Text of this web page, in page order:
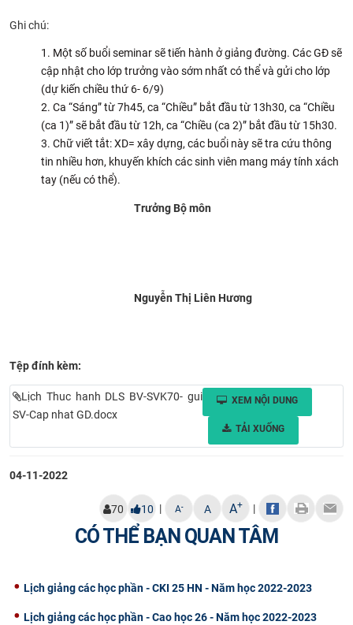
Ghi chú:
Một số buổi seminar sẽ tiến hành ở giảng đường. Các GĐ sẽ
cập nhật cho lớp trưởng vào sớm nhất có thể và gửi cho lớp
(dự kiến chiều thứ 6- 6/9)
Ca “Sáng” từ 7h45, ca “Chiều” bắt đầu từ 13h30, ca “Chiều
(ca 1)” sẽ bắt đầu từ 12h, ca “Chiều (ca 2)” bắt đầu từ 15h30.
Chữ viết tắt: XD= xây dựng, các buổi này sẽ tra cứu thông
tin nhiều hơn, khuyến khích các sinh viên mang máy tính xách
tay (nếu có thể).
Trưởng Bộ môn
Nguyễn Thị Liên Hương
Tệp đính kèm:
Lịch Thuc hanh DLS BV-SVK70- gui
SV-Cap nhat GD.docx
XEM NỘI DUNG
TẢI XUỐNG
04-11-2022
70 10 | A- A A+ |
CÓ THỂ BẠN QUAN TÂM
Lịch giảng các học phần - CKI 25 HN - Năm học 2022-2023
Lịch giảng các học phần - Cao học 26 - Năm học 2022-2023